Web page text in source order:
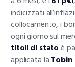
indicizzati
collocamento, i
ogni giorno sul
titoli di statoè
applicata la Tobin